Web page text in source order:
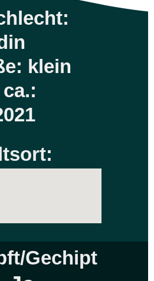
klein
Gechipt